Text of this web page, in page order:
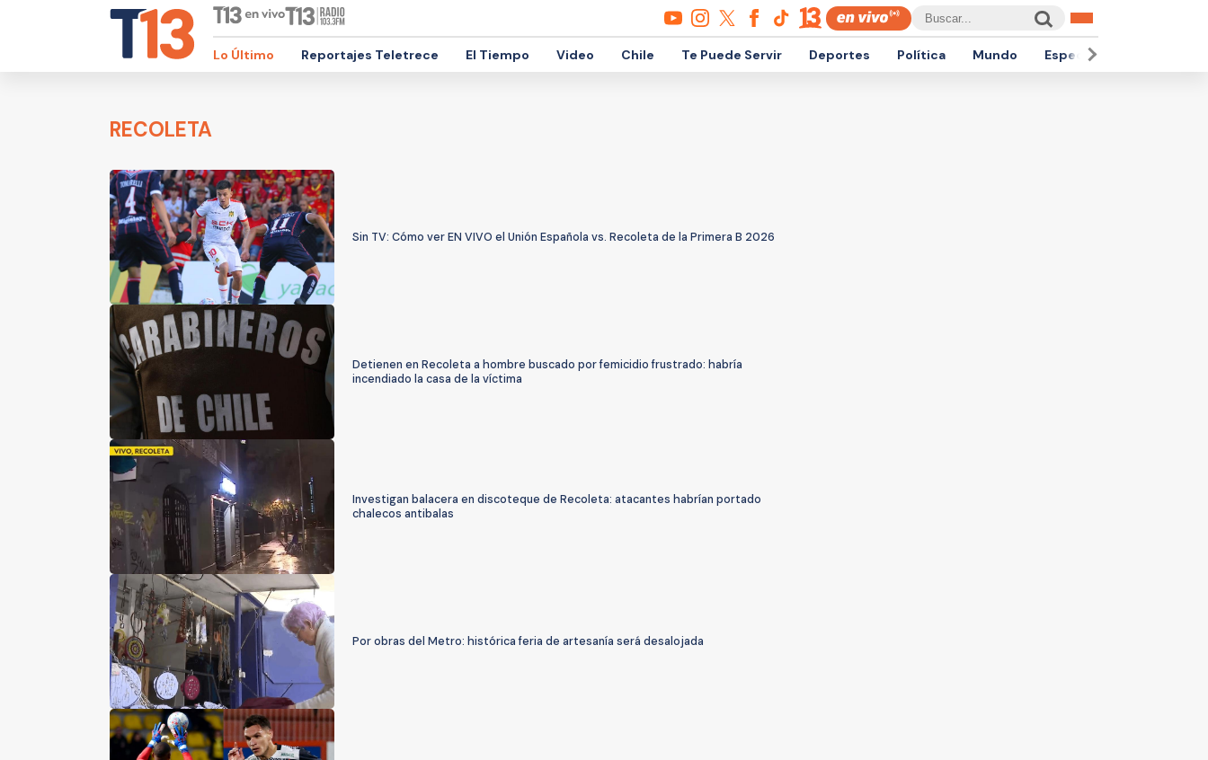
Lo Último Reportajes Teletrece El Tiempo Video Chile Te Puede Servir Deportes Política Mundo Espectáculos
RECOLETA
Sin TV: Cómo ver EN VIVO el Unión Española vs. Recoleta de la Primera B 2026
Detienen en Recoleta a hombre buscado por femicidio frustrado: habría
incendiado la casa de la víctima
Investigan balacera en discoteque de Recoleta: atacantes habrían portado
chalecos antibalas
Por obras del Metro: histórica feria de artesanía será desalojada